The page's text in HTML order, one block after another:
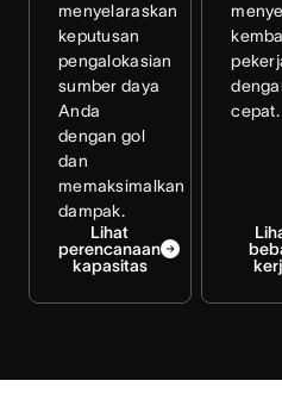
menyelaraskan
keputusan
pengalokasian
sumber daya
Anda
dengan gol
dan
memaksimalkan
dampak.
Lihat
perencanaan
kapasitas
cepat.